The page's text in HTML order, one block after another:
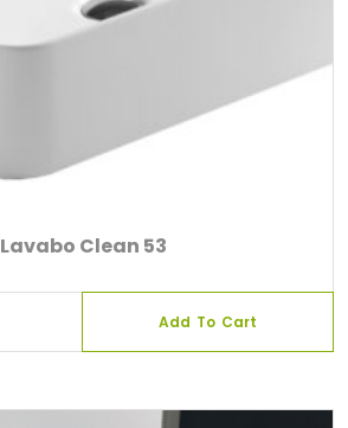
Lavabo Clean 53
Add To Cart